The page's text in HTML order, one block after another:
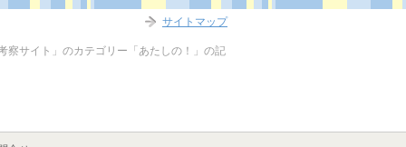
察サイト」のカテゴリー「あたしの！」の記
サイトマップ